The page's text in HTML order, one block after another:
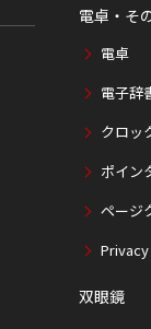
電卓・そ
電卓
電子辞
クロッ
ポイン
ページ
Privacy
双眼鏡